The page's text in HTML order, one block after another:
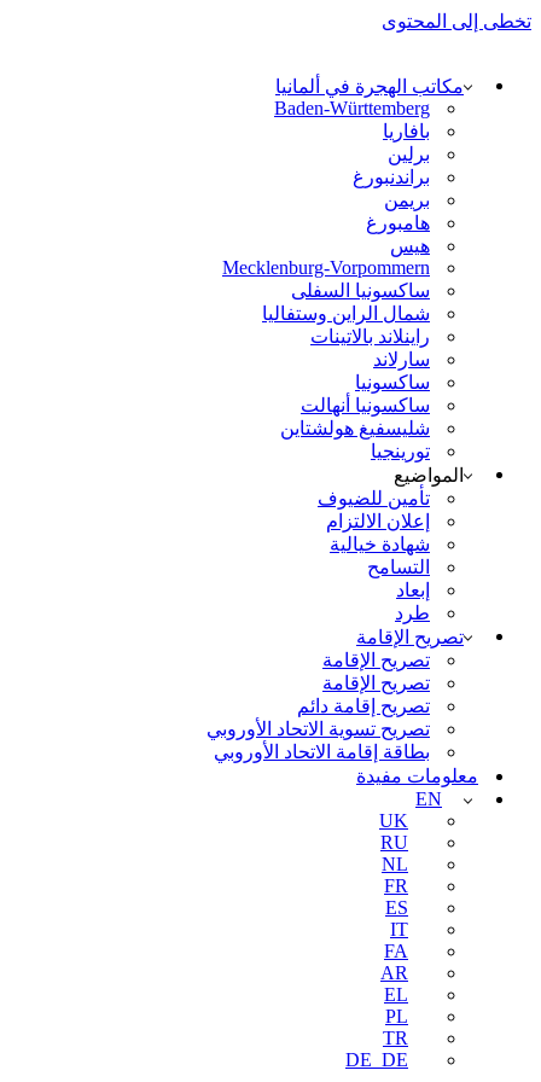
تخطى إلى المحتوى
مكاتب الهجرة في ألمانيا
Baden-Württemberg
بافاريا
برلين
براندنبورغ
بريمن
هامبورغ
هيس
Mecklenburg-Vorpommern
ساكسونيا السفلى
شمال الراين وستفاليا
راينلاند بالاتينات
سارلاند
ساكسونيا
ساكسونيا أنهالت
شليسفيغ هولشتاين
تورينجيا
المواضيع
تأمين للضيوف
إعلان الالتزام
شهادة خيالية
التسامح
إبعاد
طرد
تصريح الإقامة
تصريح الإقامة
تصريح الإقامة
تصريح إقامة دائم
تصريح تسوية الاتحاد الأوروبي
بطاقة إقامة الاتحاد الأوروبي
معلومات مفيدة
EN
UK
RU
NL
FR
ES
IT
FA
AR
EL
PL
TR
DE_DE